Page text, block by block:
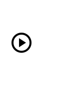
play_circle